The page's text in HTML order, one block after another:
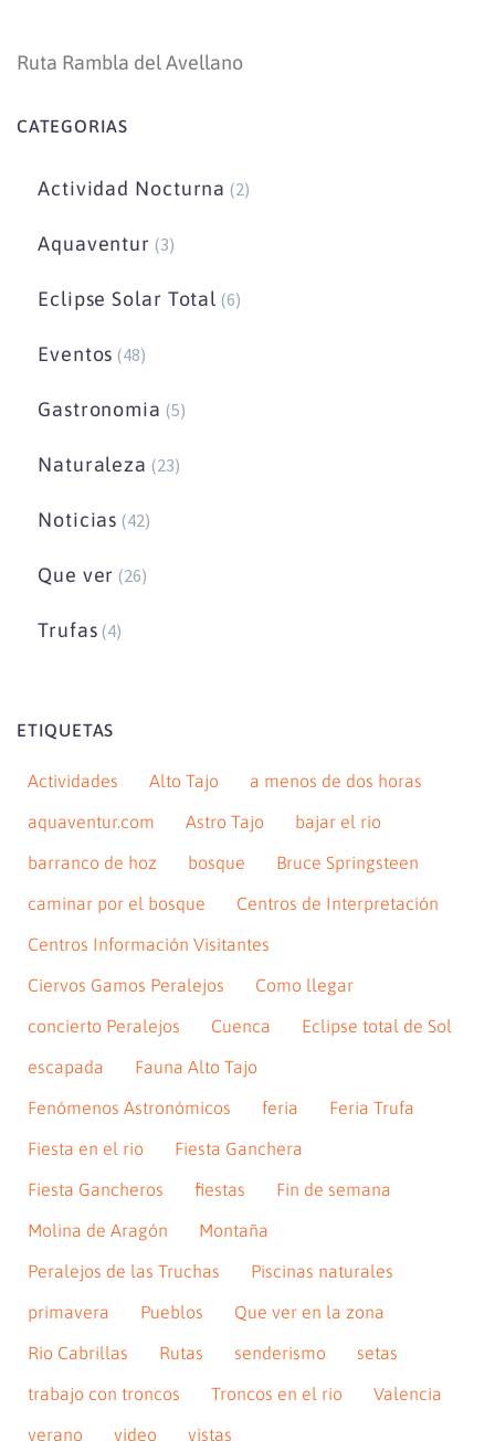
Ruta Rambla del Avellano
CATEGORIAS
Actividad Nocturna (2)
Aquaventur (3)
Eclipse Solar Total (6)
Eventos (48)
Gastronomia (5)
Naturaleza (23)
Noticias (42)
Que ver (26)
Trufas (4)
ETIQUETAS
Actividades Alto Tajo a menos de dos horas
aquaventur.com Astro Tajo bajar el rio
barranco de hoz bosque Bruce Springsteen
caminar por el bosque Centros de Interpretación
Centros Información Visitantes
Ciervos Gamos Peralejos Como llegar
concierto Peralejos Cuenca Eclipse total de Sol
escapada Fauna Alto Tajo
Fenómenos Astronómicos feria Feria Trufa
Fiesta en el rio Fiesta Ganchera
Fiesta Gancheros fiestas Fin de semana
Molina de Aragón Montaña
Peralejos de las Truchas Piscinas naturales
primavera Pueblos Que ver en la zona
Rio Cabrillas Rutas senderismo setas
trabajo con troncos Troncos en el rio Valencia
verano video vistas